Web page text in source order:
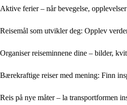
Aktive ferier – når bevegelse,
Reisemål som utvikler deg: Opplev
Organiser reiseminnene dine – bilder,
Bærekraftige reiser med mening: Finn
Reis på nye måter – la transportformen